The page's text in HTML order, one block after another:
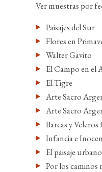
Ver muestras por
Paisajes del Sur
Flores en
Walter Gavito
El Campo en el
El Tigre
Arte Sacro
Arte Sacro
Barcas y Veleros
Infancia e
El paisaje urbano
Por los caminos